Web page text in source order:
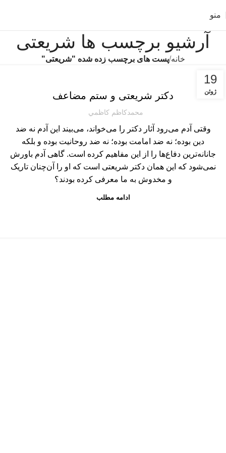
منو
آرشیو برچسب ها شریعتی
خانه پست های برچسب زده شده "شریعتی"
19
ژوئن
فرهنگی و اجتماعی
دکتر شریعتی و ستم مضاعف
محمدكاظم كاظمي
وقتی آدم می‌رود آثار دکتر را می‌خواند، می‌بیند این آدم نه ضد
دین بوده؛ نه ضد امامت بوده؛ نه ضد روحانیت بوده و بلکه
جانانه‌ترین دفاع‌ها را از این مفاهیم کرده است. گاهی آدم باورش
نمی‌شود که این همان دکتر شریعتی است که او را آن‌چنان تاریک
و مخدوش به ما معرفی کرده بودند؟
ادامه مطلب